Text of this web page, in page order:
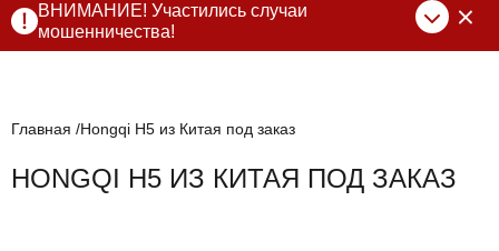
ВНИМАНИЕ! Участились случаи
мошенничества!
нами по официальнымконтактам, указанным в соц сетях
Главная Hongqi H5 из Китая под заказ
HONGQI H5 ИЗ КИТАЯ ПОД ЗАКАЗ